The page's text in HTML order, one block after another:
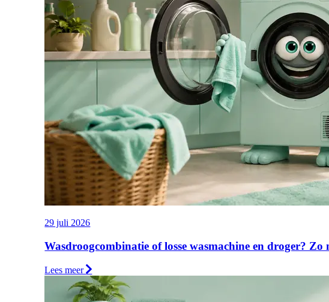
29 juli 2026
Wasdroogcombinatie of losse wasmachine en droger? Zo
Lees meer